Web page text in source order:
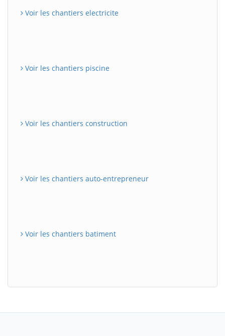
Voir les chantiers electricite
Voir les chantiers piscine
Voir les chantiers construction
Voir les chantiers auto-entrepreneur
Voir les chantiers batiment